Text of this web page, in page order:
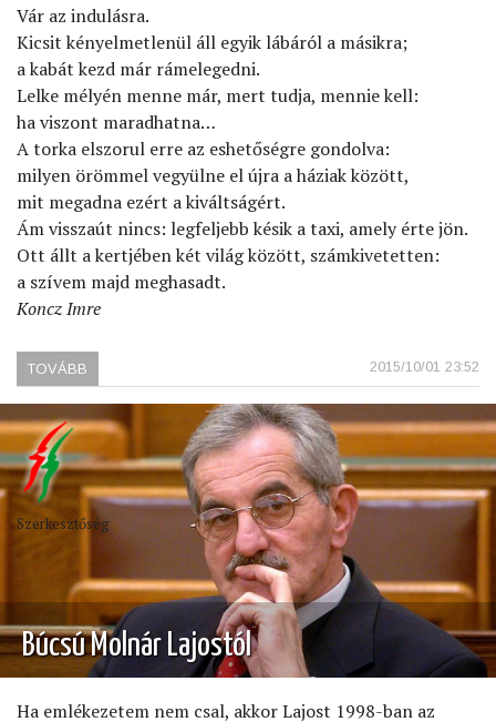
Vár az indulásra.
Kicsit kényelmetlenül áll egyik lábáról a másikra;
a kabát kezd már rámelegedni.
Lelke mélyén menne már, mert tudja, mennie kell:
ha viszont maradhatna…
A torka elszorul erre az eshetőségre gondolva:
milyen örömmel vegyülne el újra a háziak között,
mit megadna ezért a kiváltságért.
Ám visszaút nincs: legfeljebb késik a taxi, amely érte jön.
Ott állt a kertjében két világ között, számkivetetten:
a szívem majd meghasadt.
Koncz Imre
2015/10/01 23:52
TOVÁBB
KATI
(1949-
2015))
Búcsú Molnár Lajostól
Szerkesztőség
Ha emlékezetem nem csal, akkor Lajost 1998-ban az